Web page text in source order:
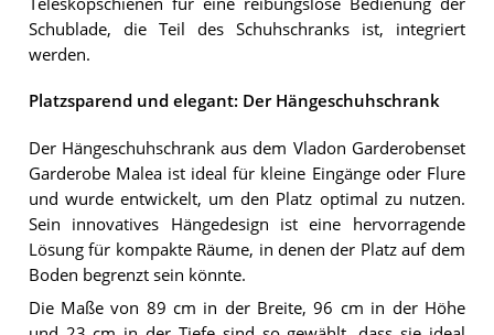
Schublade, die Teil des Schuhschranks ist, integriert
werden.
Platzsparend und elegant: Der Hängeschuhschrank
Der Hängeschuhschrank aus dem Vladon Garderobenset
Garderobe Malea ist ideal für kleine Eingänge oder Flure
und wurde entwickelt, um den Platz optimal zu nutzen.
Sein innovatives Hängedesign ist eine hervorragende
Lösung für kompakte Räume, in denen der Platz auf dem
Boden begrenzt sein könnte.
Die Maße von 89 cm in der Breite, 96 cm in der Höhe